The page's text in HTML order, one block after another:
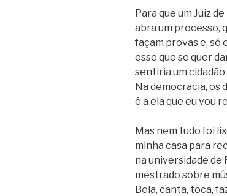
Para que um Juiz
abra um processo,
façam provas e, só
esse que se quer
sentiria um
Na democracia, os
é a ela que eu vou
Mas nem tudo foi
minha casa para
na universidade de
mestrado sobre
Bela, canta, toca,